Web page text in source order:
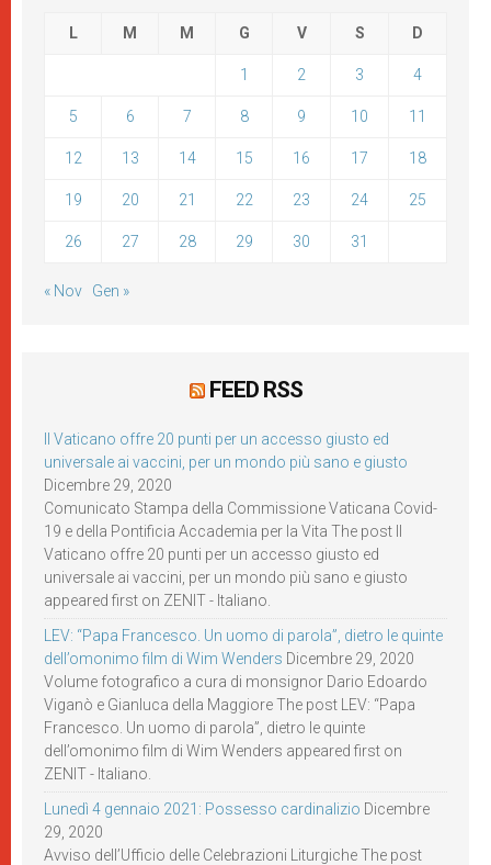
L M M G V S D
1 2 3 4
5 6 7 8 9 10 11
12 13 14 15 16 17 18
19 20 21 22 23 24 25
26 27 28 29 30 31
« Nov Gen »
FEED RSS
Il Vaticano offre 20 punti per un accesso giusto ed
universale ai vaccini, per un mondo più sano e giusto
Dicembre 29, 2020
Comunicato Stampa della Commissione Vaticana Covid-
19 e della Pontificia Accademia per la Vita The post Il
Vaticano offre 20 punti per un accesso giusto ed
universale ai vaccini, per un mondo più sano e giusto
appeared first on ZENIT - Italiano.
LEV: “Papa Francesco. Un uomo di parola”, dietro le quinte
dell’omonimo film di Wim Wenders Dicembre 29, 2020
Volume fotografico a cura di monsignor Dario Edoardo
Viganò e Gianluca della Maggiore The post LEV: “Papa
Francesco. Un uomo di parola”, dietro le quinte
dell’omonimo film di Wim Wenders appeared first on
ZENIT - Italiano.
Lunedì 4 gennaio 2021: Possesso cardinalizio Dicembre
29, 2020
Avviso dell’Ufficio delle Celebrazioni Liturgiche The post